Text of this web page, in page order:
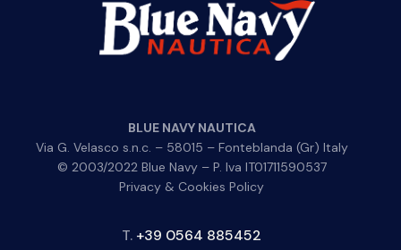
BLUE NAVY NAUTICA
Via G. Velasco s.n.c. – 58015 – Fonteblanda (Gr) Italy
© 2003/2022 Blue Navy – P. Iva IT01711590537
Privacy & Cookies Policy
T. +39 0564 885452